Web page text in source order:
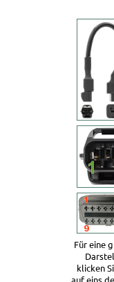
Für eine
klicken
auf eins